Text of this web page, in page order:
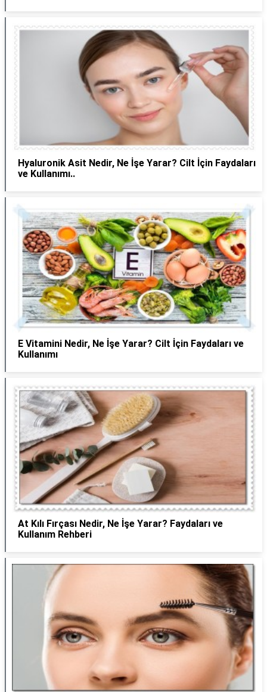
Hyaluronik Asit Nedir, Ne İşe Yarar? Cilt İçin Faydaları
ve Kullanımı..
E Vitamini Nedir, Ne İşe Yarar? Cilt İçin Faydaları ve
Kullanımı
At Kılı Fırçası Nedir, Ne İşe Yarar? Faydaları ve
Kullanım Rehberi